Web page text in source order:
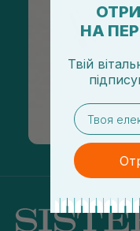
НА
Твій
email